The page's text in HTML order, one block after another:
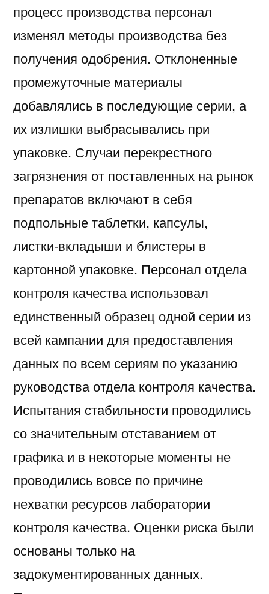
процесс производства персонал
изменял методы производства без
получения одобрения. Отклоненные
промежуточные материалы
добавлялись в последующие серии, а
их излишки выбрасывались при
упаковке. Случаи перекрестного
загрязнения от поставленных на рынок
препаратов включают в себя
подпольные таблетки, капсулы,
листки-вкладыши и блистеры в
картонной упаковке. Персонал отдела
контроля качества использовал
единственный образец одной серии из
всей кампании для предоставления
данных по всем сериям по указанию
руководства отдела контроля качества.
Испытания стабильности проводились
со значительным отставанием от
графика и в некоторые моменты не
проводились вовсе по причине
нехватки ресурсов лаборатории
контроля качества. Оценки риска были
основаны только на
задокументированных данных.